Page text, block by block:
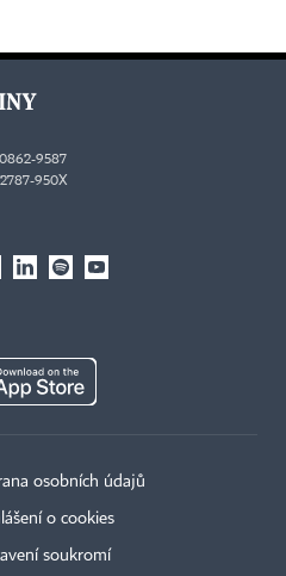
9587
950X
osobních údajů
o cookies
soukromí